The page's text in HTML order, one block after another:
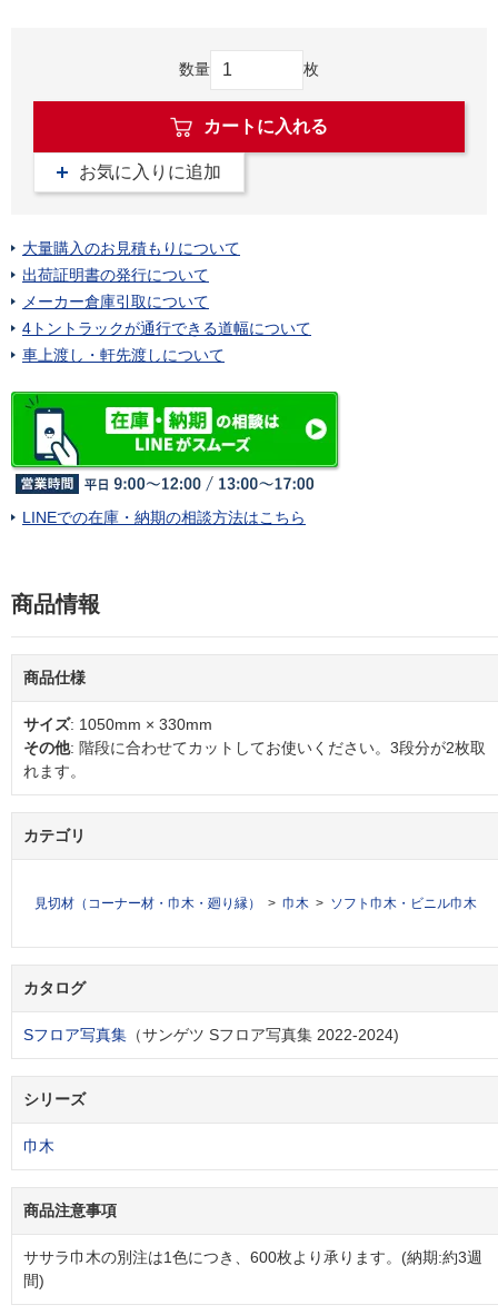
数量 枚
カートに入れる
お気に入りに追加
大量購入のお見積もりについて
出荷証明書の発行について
メーカー倉庫引取について
4トントラックが通行できる道幅について
車上渡し・軒先渡しについて
LINEでの在庫・納期の相談方法はこちら
商品情報
商品仕様
サイズ: 1050mm × 330mm
その他: 階段に合わせてカットしてお使いください。3段分が2枚取
れます。
カテゴリ
見切材（コーナー材・巾木・廻り縁） 巾木 ソフト巾木・ビニル巾木
カタログ
Sフロア写真集 （サンゲツ Sフロア写真集 2022-2024)
シリーズ
巾木
商品注意事項
ササラ巾木の別注は1色につき、600枚より承ります。(納期:約3週
間)